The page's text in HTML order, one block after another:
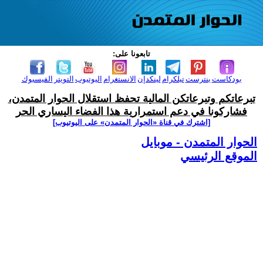
تابعونا على:
الفيسبوك التويتر اليوتيوب الانستغرام لينكدإن تيلكرامبنترست بودكاست
تبرعاتكم وتبرعاتكن المالية تحفظ استقلال الحوار المتمدن،
فشاركونا في دعم استمرارية هذا الفضاء اليساري الحر
[اشترك في قناة ‫«الحوار المتمدن» على اليوتيوب]
الحوار المتمدن - موبايل
الموقع الرئيسي